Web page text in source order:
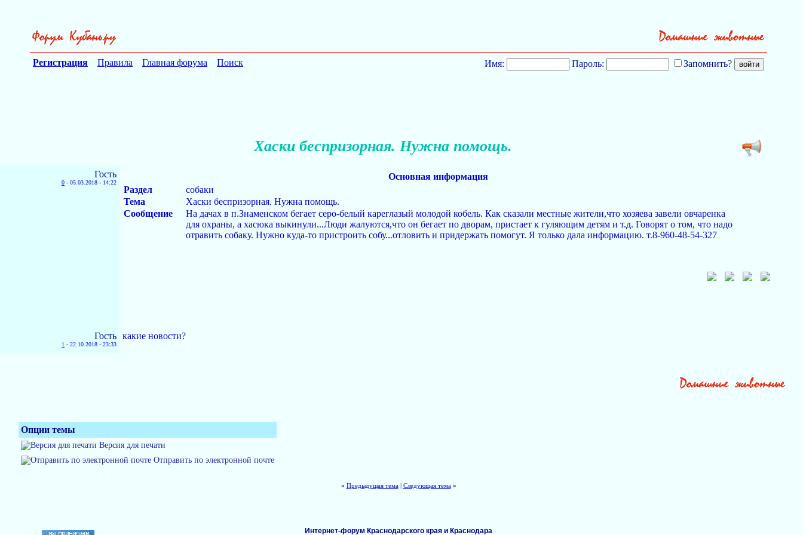
Регистрация Правила Главная форума Поиск Имя: Пароль: Запомнить?
Хаски беспризорная. Нужна помощь.
Гость
0 - 05.03.2018 - 14:22
Основная информация
Раздел
собаки
Тема
Хаски беспризорная. Нужна помощь.
Сообщение
На дачах в п.Знаменском бегает серо-белый кареглазый молодой кобель. Как сказали местные жители,что хозяева завели овчаренка
для охраны, а хасюка выкинули...Люди жалуются,что он бегает по дворам, пристает к гуляющим детям и т.д. Говорят о том, что надо
отравить собаку. Нужно куда-то пристроить собу...отловить и придержать помогут. Я только дала информацию. т.8-960-48-54-327
Гость
1 - 22.10.2018 - 23:33
какие новости?
Опции темы
Версия для печати
Отправить по электронной почте
« Предыдущая тема| Следующая тема »
Интернет-форум Краснодарского края и Краснодара